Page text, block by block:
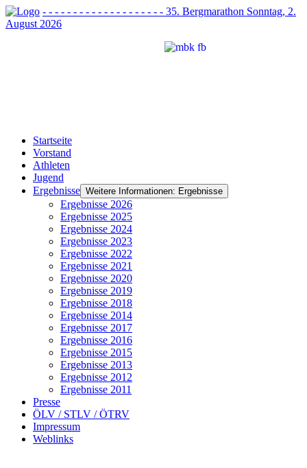
- - - - - - - - - - - - - - - - - - - - 35. Bergmarathon Sonntag, 2.
August 2026
Startseite
Vorstand
Athleten
Jugend
Ergebnisse Weitere Informationen: Ergebnisse
Ergebnisse 2026
Ergebnisse 2025
Ergebnisse 2024
Ergebnisse 2023
Ergebnisse 2022
Ergebnisse 2021
Ergebnisse 2020
Ergebnisse 2019
Ergebnisse 2018
Ergebnisse 2014
Ergebnisse 2017
Ergebnisse 2016
Ergebnisse 2015
Ergebnisse 2013
Ergebnisse 2012
Ergebnisse 2011
Presse
ÖLV / STLV / ÖTRV
Impressum
Weblinks